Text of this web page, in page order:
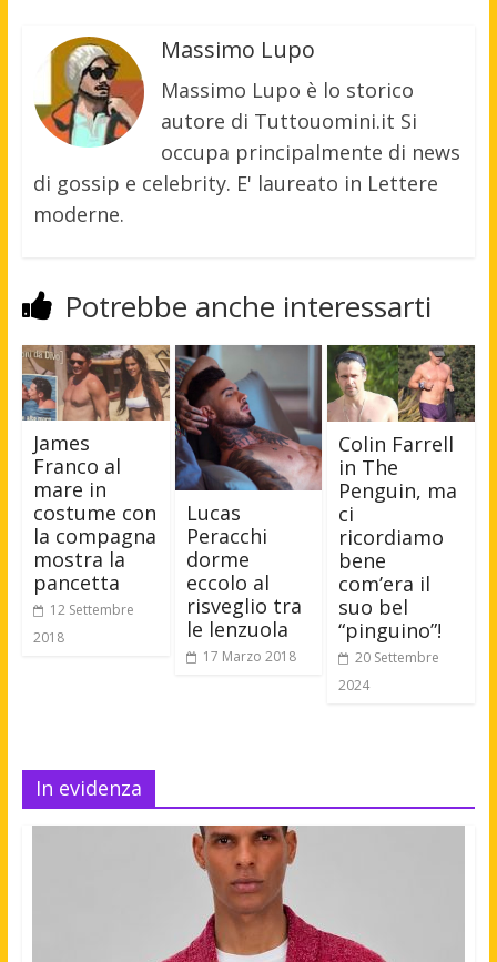
Massimo Lupo
Massimo Lupo è lo storico
autore di Tuttouomini.it Si
occupa principalmente di news
di gossip e celebrity. E' laureato in Lettere
moderne.
Potrebbe anche interessarti
James
Franco al
mare in
costume con
la compagna
mostra la
pancetta
12 Settembre
2018
Lucas
Peracchi
dorme
eccolo al
risveglio tra
le lenzuola
17 Marzo 2018
Colin Farrell
in The
Penguin, ma
ci
ricordiamo
bene
com’era il
suo bel
“pinguino”!
20 Settembre
2024
In evidenza